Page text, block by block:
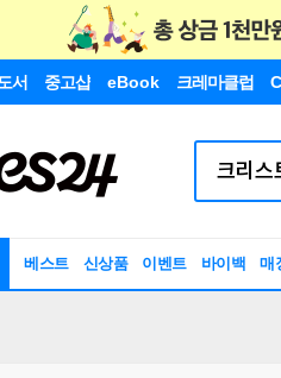
서 중고샵 eBook 크레마클럽
베스트 신상품 이벤트 바이백 매